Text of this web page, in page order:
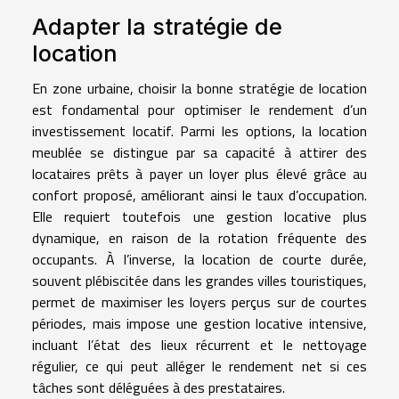
Adapter la stratégie de
location
En zone urbaine, choisir la bonne stratégie de location
est fondamental pour optimiser le rendement d’un
investissement locatif. Parmi les options, la location
meublée se distingue par sa capacité à attirer des
locataires prêts à payer un loyer plus élevé grâce au
confort proposé, améliorant ainsi le taux d’occupation.
Elle requiert toutefois une gestion locative plus
dynamique, en raison de la rotation fréquente des
occupants. À l’inverse, la location de courte durée,
souvent plébiscitée dans les grandes villes touristiques,
permet de maximiser les loyers perçus sur de courtes
périodes, mais impose une gestion locative intensive,
incluant l’état des lieux récurrent et le nettoyage
régulier, ce qui peut alléger le rendement net si ces
tâches sont déléguées à des prestataires.